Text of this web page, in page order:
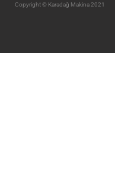
Copyright © Karadağ Makina 2021